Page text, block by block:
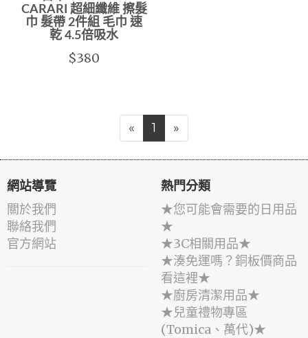
CARARI 超細纖維 擦髮
巾 髮帶 2件組 毛巾 速
乾 4.5倍吸水
$380
« 1 »
網站導覽
關於我們
聯絡我們
官方網站
熱門分類
★您可能會需要的日用品
★
★3C相關用品★
★湊免運嗎？銅板價商品
看這裡★
★廚房清潔用品★
★兒童禮物專區
(Tomica、萬代)★